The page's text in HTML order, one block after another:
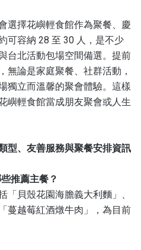
選擇花嶼輕食館作為聚餐、慶
可容納 28 至 30 人，是不少
台北活動包場空間備選。提前
無論是家庭聚餐、社群活動，
獨立而溫馨的聚會體驗。這樣
嶼輕食館當成朋友聚會或人生
型、友善服務與聚餐安排資訊
推薦主餐？
「貝殼花園海膽義大利麵」、
蔓越莓紅酒燉牛肉」，為目前